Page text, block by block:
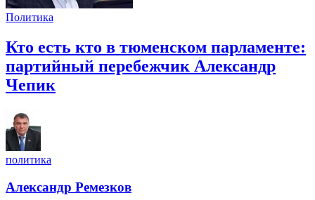
Политика
Кто есть кто в тюменском парламенте:
партийный перебежчик Александр
Чепик
политика
Александр Ремезков